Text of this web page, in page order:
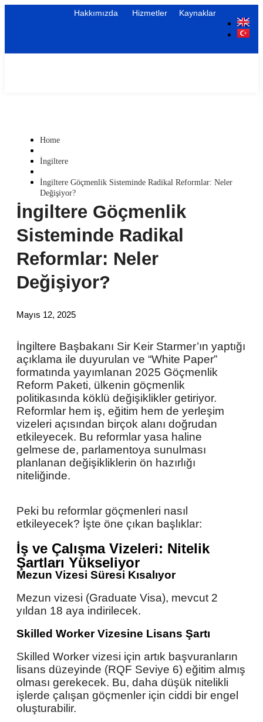
Hakkımızda Hizmetler Kaynaklar
Home
İngiltere
İngiltere Göçmenlik Sisteminde Radikal Reformlar: Neler
Değişiyor?
İngiltere Göçmenlik
Sisteminde Radikal
Reformlar: Neler
Değişiyor?
Mayıs 12, 2025
İngiltere Başbakanı Sir Keir Starmer’ın yaptığı
açıklama ile duyurulan ve “White Paper”
formatında yayımlanan 2025 Göçmenlik
Reform Paketi, ülkenin göçmenlik
politikasında köklü değişiklikler getiriyor.
Reformlar hem iş, eğitim hem de yerleşim
vizeleri açısından birçok alanı doğrudan
etkileyecek. Bu reformlar yasa haline
gelmese de, parlamentoya sunulması
planlanan değişikliklerin ön hazırlığı
niteliğinde.
Peki bu reformlar göçmenleri nasıl
etkileyecek? İşte öne çıkan başlıklar:
İş ve Çalışma Vizeleri: Nitelik
Şartları Yükseliyor
Mezun Vizesi Süresi Kısalıyor
Mezun vizesi (Graduate Visa), mevcut 2
yıldan 18 aya indirilecek.
Skilled Worker Vizesine Lisans Şartı
Skilled Worker vizesi için artık başvuranların
lisans düzeyinde (RQF Seviye 6) eğitim almış
olması gerekecek. Bu, daha düşük nitelikli
işlerde çalışan göçmenler için ciddi bir engel
oluşturabilir.